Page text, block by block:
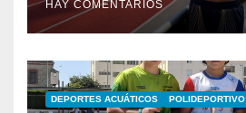
HAY COMENTARIOS
DEPORTES ACUÁTICOS POLIDEPORTIVO